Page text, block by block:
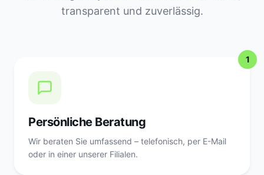
transparent und zuverlässig.
1
Persönliche Beratung
Wir beraten Sie umfassend – telefonisch, per E-Mail
oder in einer unserer Filialen.